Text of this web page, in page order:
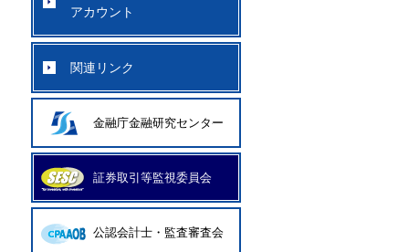
アカウント
関連リンク
金融庁金融研究センター
証券取引等監視委員会
公認会計士・監査審査会